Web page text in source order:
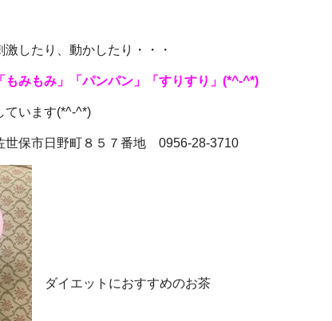
したり、動かしたり・・・
もみもみ」「パンパン」「すりすり」(*^-^*)
ています(*^-^*)
世保市日野町８５７番地 0956-28-3710
ダイエットにおすすめのお茶